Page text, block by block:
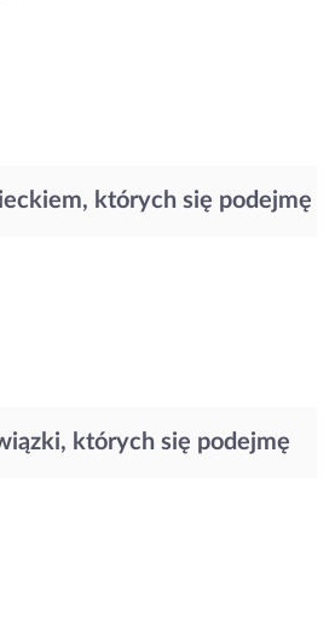
których się podejmę
których się podejmę